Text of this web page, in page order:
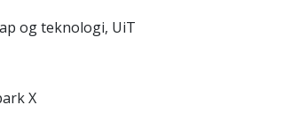
og teknologi, UiT
X